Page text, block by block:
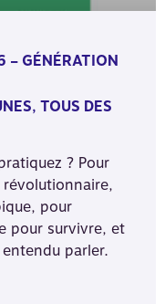
GÉNÉRATION
TOUS DES
? Pour
pour
pour survivre, et
parler.